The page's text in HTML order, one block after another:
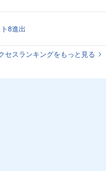
8進出
セスランキングをもっと見る